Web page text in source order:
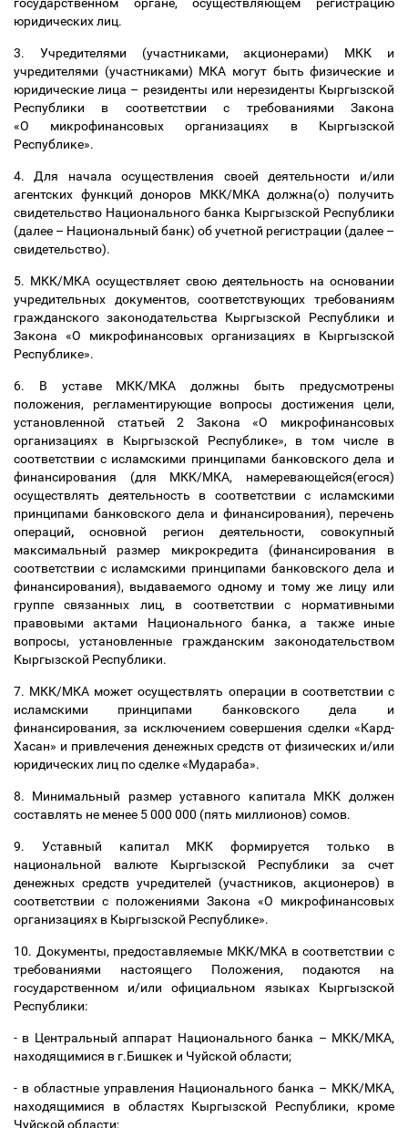
юридических лиц.
3. Учредителями (участниками, акционерами) МКК и
учредителями (участниками) МКА могут быть физические и
юридические лица – резиденты или нерезиденты Кыргызской
Республики в соответствии с требованиями Закона
«О микрофинансовых организациях в Кыргызской
Республике».
4. Для начала осуществления своей деятельности и/или
агентских функций доноров МКК/МКА должна(о) получить
свидетельство Национального банка Кыргызской Республики
(далее – Национальный банк) об учетной регистрации (далее –
свидетельство).
5. МКК/МКА осуществляет свою деятельность на основании
учредительных документов, соответствующих требованиям
гражданского законодательства Кыргызской Республики и
Закона «О микрофинансовых организациях в Кыргызской
Республике».
6. В уставе МКК/МКА должны быть предусмотрены
положения, регламентирующие вопросы достижения цели,
установленной статьей 2 Закона «О микрофинансовых
организациях в Кыргызской Республике», в том числе в
соответствии с исламскими принципами банковского дела и
финансирования (для МКК/МКА, намеревающейся(егося)
осуществлять деятельность в соответствии с исламскими
принципами банковского дела и финансирования), перечень
операций,основной регион деятельности, совокупный
максимальный размер микрокредита (финансирования в
соответствии с исламскими принципами банковского дела и
финансирования), выдаваемого одному и тому же лицу или
группе связанных лиц, в соответствии с нормативными
правовыми актами Национального банка, а также иные
вопросы, установленные гражданским законодательством
Кыргызской Республики.
7. МКК/МКА может осуществлять операции в соответствии с
исламскими принципами банковского дела и
финансирования, за исключением совершения сделки «Кард-
Хасан» и привлечения денежных средств от физических и/или
юридических лиц по сделке «Мудараба».
8. Минимальный размер уставного капитала МКК должен
составлять не менее 5 000 000 (пять миллионов) сомов.
9. Уставный капитал МКК формируется только в
национальной валюте Кыргызской Республики за счет
денежных средств учредителей (участников, акционеров) в
соответствии с положениями Закона «О микрофинансовых
организациях в Кыргызской Республике».
10. Документы, предоставляемые МКК/МКА в соответствии с
требованиями настоящего Положения, подаются на
государственном и/или официальном языках Кыргызской
Республики:
- в Центральный аппарат Национального банка – МКК/МКА,
находящимися в г.Бишкек и Чуйской области;
- в областные управления Национального банка – МКК/МКА,
находящимися в областях Кыргызской Республики, кроме
Чуйской области;